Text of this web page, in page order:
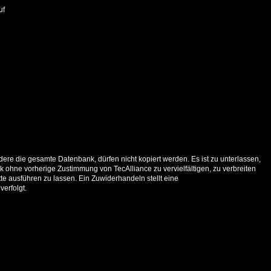
die gesamte Datenbank, dürfen nicht kopiert werden. Es ist zu unterlassen,
ohne vorherige Zustimmung von TecAlliance zu vervielfältigen, zu verbreiten
ausführen zu lassen. Ein Zuwiderhandeln stellt eine